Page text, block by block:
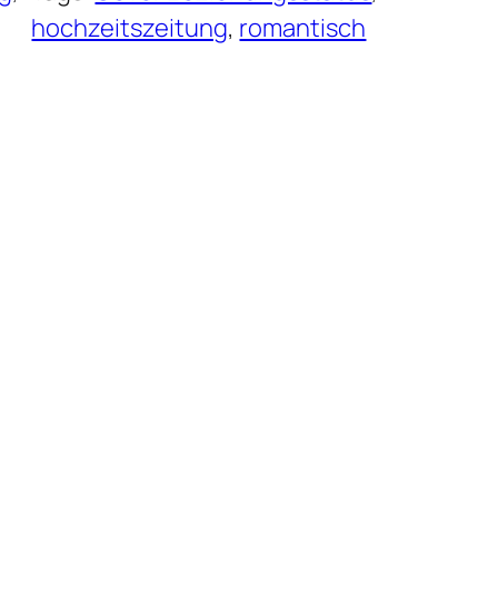
hochzeitszeitung, romantisch